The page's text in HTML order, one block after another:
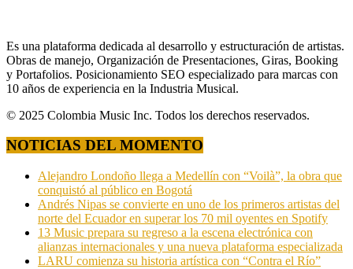
Es una plataforma dedicada al desarrollo y estructuración de artistas.
Obras de manejo, Organización de Presentaciones, Giras, Booking
y Portafolios. Posicionamiento SEO especializado para marcas con
10 años de experiencia en la Industria Musical.
© 2025 Colombia Music Inc. Todos los derechos reservados.
NOTICIAS DEL MOMENTO
Alejandro Londoño llega a Medellín con “Voilà”, la obra que
conquistó al público en Bogotá
Andrés Nipas se convierte en uno de los primeros artistas del
norte del Ecuador en superar los 70 mil oyentes en Spotify
13 Music prepara su regreso a la escena electrónica con
alianzas internacionales y una nueva plataforma especializada
LARU comienza su historia artística con “Contra el Río”